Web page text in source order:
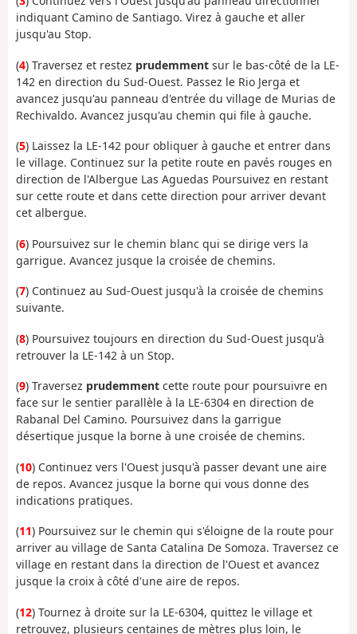
indiquant Camino de Santiago. Virez à gauche et aller
jusqu'au Stop.
(4) Traversez et restez prudemment sur le bas-côté de la LE-
142 en direction du Sud-Ouest. Passez le Rio Jerga et
avancez jusqu'au panneau d'entrée du village de Murias de
Rechivaldo. Avancez jusqu'au chemin qui file à gauche.
(5) Laissez la LE-142 pour obliquer à gauche et entrer dans
le village. Continuez sur la petite route en pavés rouges en
direction de l'Albergue Las Aguedas Poursuivez en restant
sur cette route et dans cette direction pour arriver devant
cet albergue.
(6) Poursuivez sur le chemin blanc qui se dirige vers la
garrigue. Avancez jusque la croisée de chemins.
(7) Continuez au Sud-Ouest jusqu'à la croisée de chemins
suivante.
(8) Poursuivez toujours en direction du Sud-Ouest jusqu'à
retrouver la LE-142 à un Stop.
(9) Traversez prudemment cette route pour poursuivre en
face sur le sentier parallèle à la LE-6304 en direction de
Rabanal Del Camino. Poursuivez dans la garrigue
désertique jusque la borne à une croisée de chemins.
(10) Continuez vers l'Ouest jusqu'à passer devant une aire
de repos. Avancez jusque la borne qui vous donne des
indications pratiques.
(11) Poursuivez sur le chemin qui s'éloigne de la route pour
arriver au village de Santa Catalina De Somoza. Traversez ce
village en restant dans la direction de l'Ouest et avancez
jusque la croix à côté d'une aire de repos.
(12) Tournez à droite sur la LE-6304, quittez le village et
retrouvez, plusieurs centaines de mètres plus loin, le